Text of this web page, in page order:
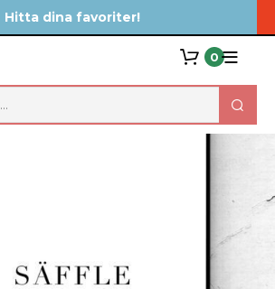
Hitta dina favoriter!
0